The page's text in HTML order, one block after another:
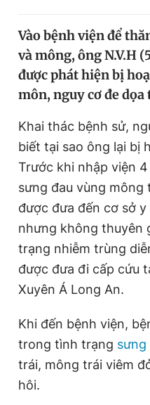
Video
Tiện ích
Thông tin tòa soạn
Đọc Thanh Niên trên
Theo dõi báo trên
Vào bệnh viện để
và mông, ông N.V.H
được phát hiện bị
môn, nguy cơ đe
Khai thác bệnh sử,
biết tại sao ông lại bị
Trước khi nhập viện
sưng đau vùng mông
được đưa đến cơ sở
nhưng không thuyên
trạng nhiễm trùng
được đưa đi cấp cứu
Xuyên Á Long An.
Khi đến bệnh viện,
trong tình trạng sưng
trái, mông trái viêm
hôi.